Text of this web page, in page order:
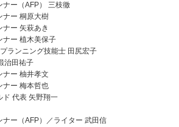
ナー（AFP） 三枝徹
ナー 桐原大樹
ナー 矢萩あき
ナー 植木美保子
ランニング技能士 田尻宏子
治田祐子
ナー 柚井孝文
ナー 梅本哲也
ド 代表 矢野翔一
ナー（AFP）／ライター 武田信